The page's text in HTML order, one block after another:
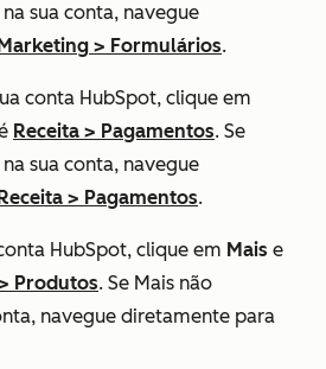
sua conta, navegue
> Formulários.
conta HubSpot, clique em
Receita > Pagamentos. Se
sua conta, navegue
> Pagamentos.
HubSpot, clique em Mais e
Produtos. Se Mais não
navegue diretamente para